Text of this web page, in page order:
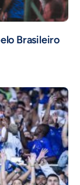
Brasileiro